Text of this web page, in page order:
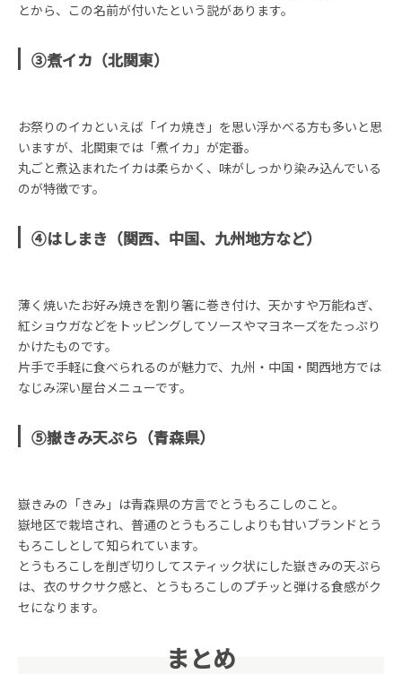
とから、この名前が付いたという説があります。
③煮イカ（北関東）
お祭りのイカといえば「イカ焼き」を思い浮かべる方も多いと思
いますが、北関東では「煮イカ」が定番。
丸ごと煮込まれたイカは柔らかく、味がしっかり染み込んでいる
のが特徴です。
④はしまき（関西、中国、九州地方など）
薄く焼いたお好み焼きを割り箸に巻き付け、天かすや万能ねぎ、
紅ショウガなどをトッピングしてソースやマヨネーズをたっぷり
かけたものです。
片手で手軽に食べられるのが魅力で、九州・中国・関西地方では
なじみ深い屋台メニューです。
⑤嶽きみ天ぷら（青森県）
嶽きみの「きみ」は青森県の方言でとうもろこしのこと。
嶽地区で栽培され、普通のとうもろこしよりも甘いブランドとう
もろこしとして知られています。
とうもろこしを削ぎ切りしてスティック状にした嶽きみの天ぷら
は、衣のサクサク感と、とうもろこしのプチッと弾ける食感がク
セになります。
まとめ